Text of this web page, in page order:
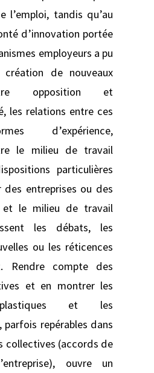
l’emploi, tandis qu’au
d’innovation portée
employeurs a pu
de nouveaux
opposition et
les relations entre ces
d’expérience,
le milieu de travail
particulières
des entreprises ou des
et le milieu de travail
les débats, les
ou les réticences
Rendre compte des
et en montrer les
plastiques et les
repérables dans
collectives (accords de
ouvre un